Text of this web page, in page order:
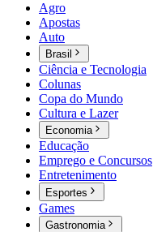
Agro
Apostas
Auto
Brasil
Ciência e Tecnologia
Colunas
Copa do Mundo
Cultura e Lazer
Economia
Educação
Emprego e Concursos
Entretenimento
Esportes
Games
Gastronomia